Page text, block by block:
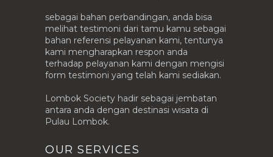
sebagai bahan perbandingan, anda bisa
melihat testimoni dari tamu kamu sebagai
bahan referensi pelayanan kami, tentunya
kami mengharapkan respon anda
terhadap pelayanan kami dengan mengisi
form testimoni yang telah kami sediakan.
Lombok Society hadir sebagai jembatan
antara anda dengan destinasi wisata di
Pulau Lombok.
OUR SERVICES